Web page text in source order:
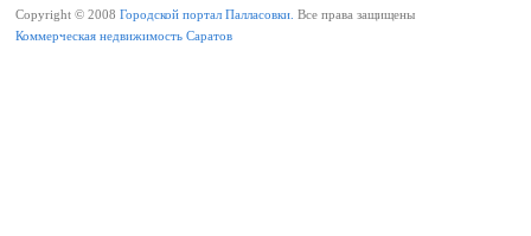
Copyright © 2008 Городской портал Палласовки. Все права защищены
Коммерческая недвижимость Саратов